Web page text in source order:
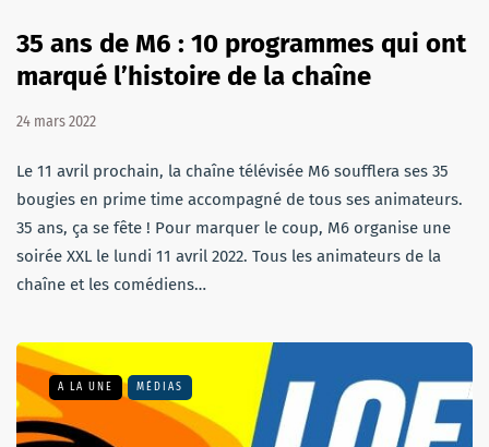
35 ans de M6 : 10 programmes qui ont
marqué l’histoire de la chaîne
24 mars 2022
Le 11 avril prochain, la chaîne télévisée M6 soufflera ses 35
bougies en prime time accompagné de tous ses animateurs.
35 ans, ça se fête ! Pour marquer le coup, M6 organise une
soirée XXL le lundi 11 avril 2022. Tous les animateurs de la
chaîne et les comédiens…
A LA UNE MÉDIAS